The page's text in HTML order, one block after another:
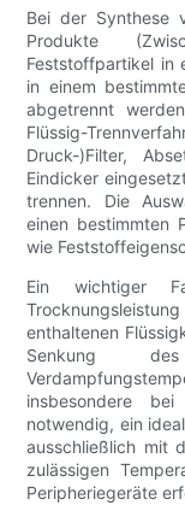
Bei der Synthese
Produkte
Feststoffpartikel in
in einem
abgetrennt
Flüssig-
Druck-)Filter,
Eindicker
trennen. Die
einen bestimmten
wie
Ein wichtiger
enthaltenen
Senkung
insbesondere
notwendig, ein
ausschließlich mit
zulässigen
Peripheriegeräte